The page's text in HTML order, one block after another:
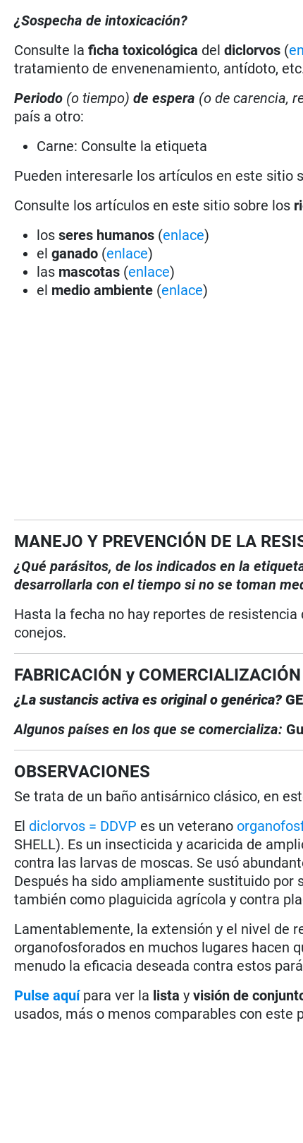
¿Sospecha de intoxicación?
Consulte laficha toxicológica deldiclorvos (
tratamiento de envenenamiento, antídoto,
Periodo (o tiempo) de espera (o de carencia,
país a otro:
Carne: Consulte la etiqueta
Pueden interesarle los artículos en este sitio
Consulte los artículos en este sitio sobre los
losseres humanos (enlace)
elganado (enlace)
las mascotas (enlace)
el medio ambiente (enlace)
MANEJO Y PREVENCIÓN DE LA
¿Qué parásitos, de los indicados en la
desarrollarla con el tiempo si no se toman
Hasta la fecha no hay reportes de
conejos.
FABRICACIÓN y COMERCIALIZACIÓN
¿La sustancis activa es original o genérica?
Algunos países en los que se comercializa:
OBSERVACIONES
Se trata de un baño antisárnico clásico, en
El diclorvos = DDVP es un veterano
SHELL). Es un insecticida y acaricida de
contra las larvas de moscas. Se usó
Después ha sido ampliamente sustituido por
también como plaguicida agrícola y contra
Lamentablemente, la extensión y el nivel de
organofosforados en muchos lugares hacen
menudo la eficacia deseada contra estos
Pulse aquí para ver la lista yvisión de
usados, más o menos comparables con este